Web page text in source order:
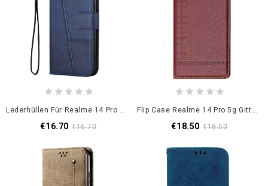
Lederhüllen Für Realme 14 Pro 5g Business-Stil
€16.70 €16.70
Flip Case Realme 14 Pro 5g Gittermuster
€18.50 €18.50